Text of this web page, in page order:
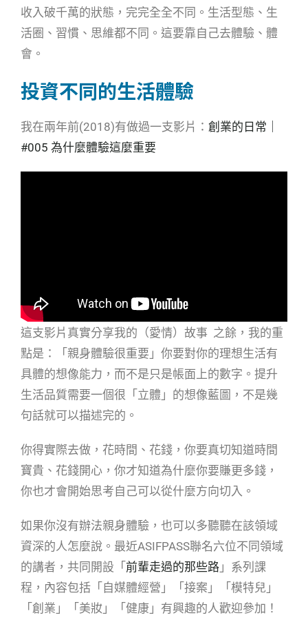
收入破千萬的狀態，完完全全不同。生活型態、生
活圈、習慣、思維都不同。這要靠自己去體驗、體
會。
投資不同的生活體驗
我在兩年前(2018)有做過一支影片： 創業的日常｜
#005 為什麼體驗這麼重要
這支影片真實分享我的（愛情）故事 之餘，我的重
點是：「親身體驗很重要」你要對你的理想生活有
具體的想像能力，而不是只是帳面上的數字。提升
生活品質需要一個很「立體」的想像藍圖，不是幾
句話就可以描述完的。
你得實際去做，花時間、花錢，你要真切知道時間
寶貴、花錢開心，你才知道為什麼你要賺更多錢，
你也才會開始思考自己可以從什麼方向切入。
如果你沒有辦法親身體驗，也可以多聽聽在該領域
資深的人怎麼說。最近ASIFPASS聯名六位不同領域
的講者，共同開設「前輩走過的那些路 」系列課
程，內容包括「自媒體經營」「接案」「模特兒」
「創業」「美妝」「健康」有興趣的人歡迎參加！